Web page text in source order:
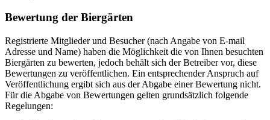
Bewertung der Biergärten
Registrierte Mitglieder und Besucher (nach Angabe von E-mail
Adresse und Name) haben die Möglichkeit die von Ihnen besuchten
Biergärten zu bewerten, jedoch behält sich der Betreiber vor, diese
Bewertungen zu veröffentlichen. Ein entsprechender Anspruch auf
Veröffentlichung ergibt sich aus der Abgabe einer Bewertung nicht.
Für die Abgabe von Bewertungen gelten grundsätzlich folgende
Regelungen: